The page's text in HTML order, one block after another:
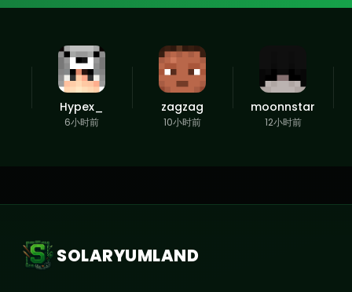
Hypex_
6小时前
zagzag
10小时前
moonnstar
12小时前
SOLARYUMLAND